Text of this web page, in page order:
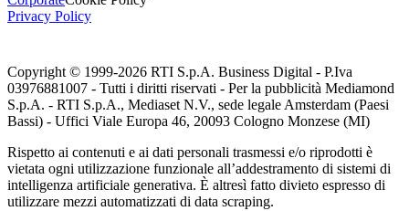
Privacy Policy
Copyright © 1999-2026 RTI S.p.A. Business Digital - P.Iva
03976881007 - Tutti i diritti riservati - Per la pubblicità Mediamond
S.p.A. - RTI S.p.A., Mediaset N.V., sede legale Amsterdam (Paesi
Bassi) - Uffici Viale Europa 46, 20093 Cologno Monzese (MI)
Rispetto ai contenuti e ai dati personali trasmessi e/o riprodotti è
vietata ogni utilizzazione funzionale all’addestramento di sistemi di
intelligenza artificiale generativa. È altresì fatto divieto espresso di
utilizzare mezzi automatizzati di data scraping.